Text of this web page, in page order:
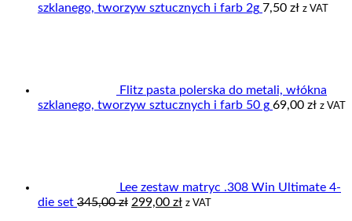
szklanego, tworzyw sztucznych i farb 2g 7,50 zł z VAT
Flitz pasta polerska do metali, włókna
szklanego, tworzyw sztucznych i farb 50 g 69,00 zł z VAT
Lee zestaw matryc .308 Win Ultimate 4-
die set 345,00zł Pierwotna
299,00 złAktualna
z VAT